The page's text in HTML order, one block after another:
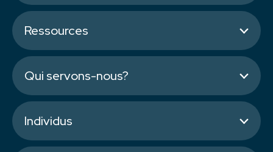
Ressources
Qui servons-nous?
Individus